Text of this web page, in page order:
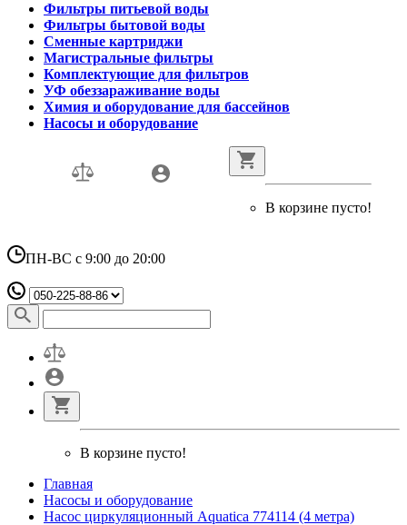
Фильтры питьевой воды
Фильтры бытовой воды
Сменные картриджи
Магистральные фильтры
Комплектующие для фильтров
УФ обеззараживание воды
Химия и оборудование для бассейнов
Насосы и оборудование
В корзине пусто!
ПН-ВС с 9:00 до 20:00
В корзине пусто!
Главная
Насосы и оборудование
Насос циркуляционный Aquatica 774114 (4 метра)